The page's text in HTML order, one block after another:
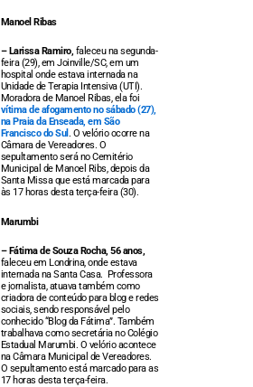
Manoel Ribas
– Larissa Ramiro, faleceu na segunda-
feira (29), em Joinville/SC, em um
hospital onde estava internada na
Unidade de Terapia Intensiva (UTI).
Moradora de Manoel Ribas, ela foi
vítima de afogamento no sábado (27),
na Praia da Enseada, em São
Francisco do Sul. O velório ocorre na
Câmara de Vereadores. O
sepultamento será no Cemitério
Municipal de Manoel Ribs, depois da
Santa Missa que está marcada para
às 17 horas desta terça-feira (30).
Marumbi
– Fátima de Souza Rocha, 56 anos,
faleceu em Londrina, onde estava
internada na Santa Casa. Professora
e jornalista, atuava também como
criadora de conteúdo para blog e redes
sociais, sendo responsável pelo
conhecido “Blog da Fátima”. Também
trabalhava como secretária no Colégio
Estadual Marumbi. O velório acontece
na Câmara Municipal de Vereadores.
O sepultamento está marcado para as
17 horas desta terça-feira.